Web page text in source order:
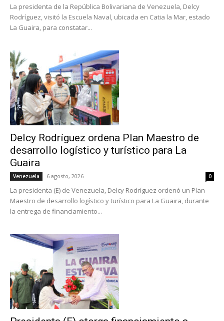
La presidenta de la República Bolivariana de Venezuela, Delcy
Rodríguez, visitó la Escuela Naval, ubicada en Catia la Mar, estado
La Guaira, para constatar...
Delcy Rodríguez ordena Plan Maestro de
desarrollo logístico y turístico para La
Guaira
Venezuela 6 agosto, 2026 0
La presidenta (E) de Venezuela, Delcy Rodríguez ordenó un Plan
Maestro de desarrollo logístico y turístico para La Guaira, durante
la entrega de financiamiento...